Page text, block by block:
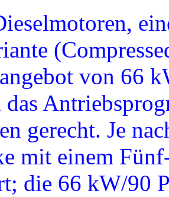
von 66
gerecht. Je
mit einem
die 66 kW/90